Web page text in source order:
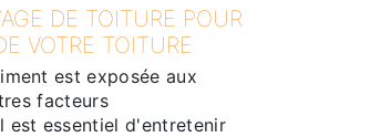
DE TOITURE POUR
VOTRE TOITURE
est exposée aux
facteurs
est essentiel d'entretenir